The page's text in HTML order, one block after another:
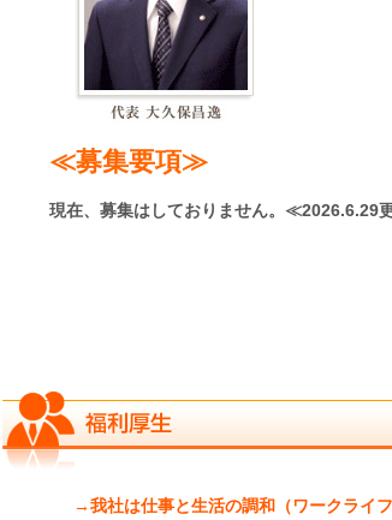
≪募集要項≫
現在、募集はしておりません。≪2026.6.29
→我社は仕事と生活の調和（ワークライ